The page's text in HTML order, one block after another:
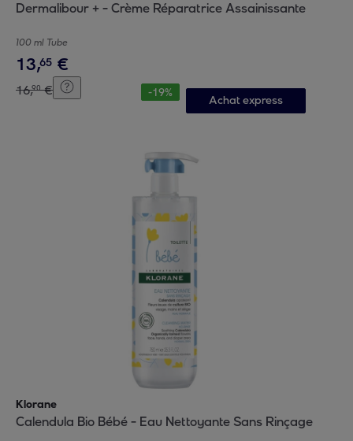
Dermalibour + - Crème Réparatrice Assainissante
100 ml Tube
13,65 €
16,90 € -19%
Achat express
Klorane
Calendula Bio Bébé - Eau Nettoyante Sans Rinçage